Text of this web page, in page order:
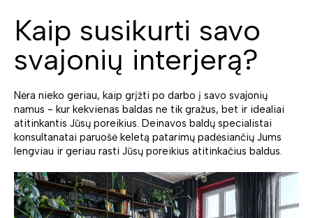
Kaip susikurti savo
svajonių interjerą?
Nėra nieko geriau, kaip grįžti po darbo į savo svajonių
namus - kur kekvienas baldas ne tik gražus, bet ir idealiai
atitinkantis Jūsų poreikius. Deinavos baldų specialistai
konsultanatai paruošė keletą patarimų padėsiančių Jums
lengviau ir geriau rasti Jūsų poreikius atitinkačius baldus.